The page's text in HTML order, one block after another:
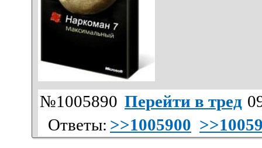
№1005890 Перейти в тред
Ответы: >>1005900